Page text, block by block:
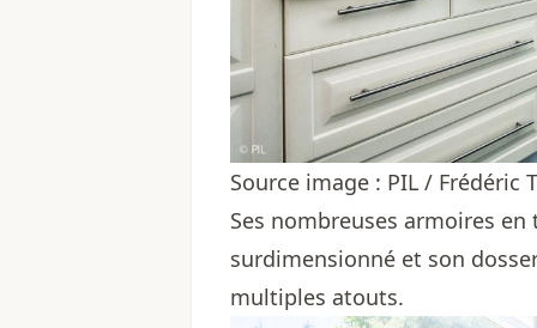
Source image : PIL / Frédéric
Ses nombreuses armoires
surdimensionné et son
multiples atouts.